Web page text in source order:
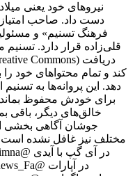
نیروهای خود یعنی
دست داد. صاحب
فرهنگ تسنیم» و
قلی‌زاده‌ قرار دارد.
کند و تمام محتواهای خود را
دهد. این پروانه‌ها به
برای خودش محفوظ
خالق‌های دیگر، باقی
جوشان آگاهی بخشی
مختلف نیز غافل نشده است